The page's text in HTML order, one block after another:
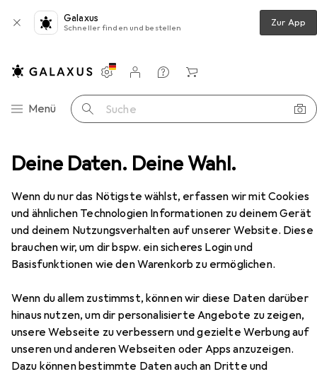
Deine Daten. Deine Wahl.
Wenn du nur das Nötigste wählst, erfassen wir mit Cookies
und ähnlichen Technologien Informationen zu deinem Gerät
und deinem Nutzungsverhalten auf unserer Website. Diese
brauchen wir, um dir bspw. ein sicheres Login und
Basisfunktionen wie den Warenkorb zu ermöglichen.
Wenn du allem zustimmst, können wir diese Daten darüber
hinaus nutzen, um dir personalisierte Angebote zu zeigen,
unsere Webseite zu verbessern und gezielte Werbung auf
unseren und anderen Webseiten oder Apps anzuzeigen.
Dazu können bestimmte Daten auch an Dritte und
Galaxus
Schneller finden und bestellen Zur App
Navigation nach Kategorien
Menü Suche
Einstellungen
Kundenkonto
Vergleichslisten
Merklisten
Warenkorb
+ Scanner Drucken Toner HP MLT-D201L
EUR
323,18 statt 354,93
HPMLT-D201L
BK
Hier findest du passendes Zubehör zum Produkt HP MLT-
D201L aus der Kategorie Kopierpapier.
Relevanz